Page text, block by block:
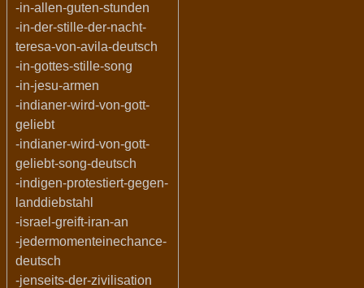
-in-allen-guten-stunden
-in-der-stille-der-nacht-
teresa-von-avila-deutsch
-in-gottes-stille-song
-in-jesu-armen
-indianer-wird-von-gott-
geliebt
-indianer-wird-von-gott-
geliebt-song-deutsch
-indigen-protestiert-gegen-
landdiebstahl
-israel-greift-iran-an
-jedermomenteinechance-
deutsch
-jenseits-der-zivilisation